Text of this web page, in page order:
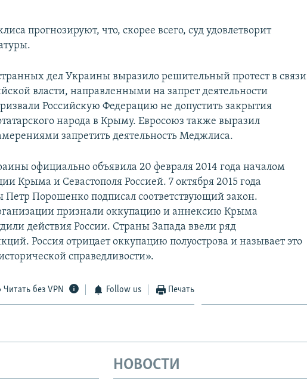
прогнозируют, что, скорее всего, суд удовлетворит
дел Украины выразило решительный протест в связи
власти, направленными на запрет деятельности
Российскую Федерацию не допустить закрытия
народа в Крыму. Евросоюз также выразил
запретить деятельность Меджлиса.
официально объявила 20 февраля 2014 года началом
Крыма и Севастополя Россией. 7 октября 2015 года
Порошенко подписал соответствующий закон.
признали оккупацию и аннексию Крыма
действия России. Страны Запада ввели ряд
Россия отрицает оккупацию полуострова и называет это
справедливости».
Читать без VPN Follow us Печать
НОВОСТИ